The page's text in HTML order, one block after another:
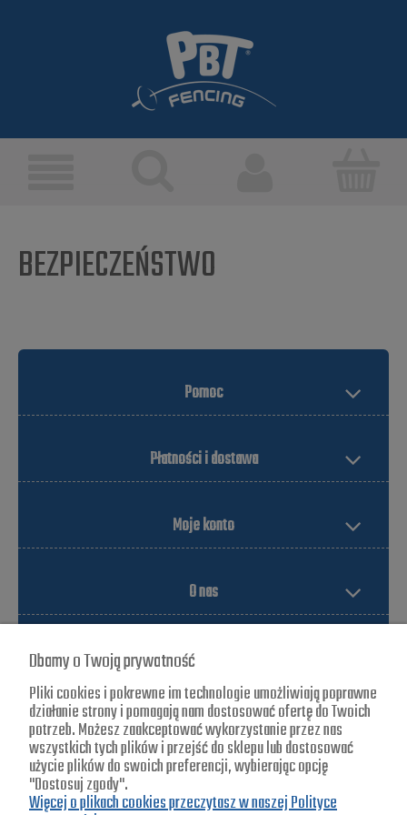
BEZPIECZEŃSTWO
Pomoc
Płatności i dostawa
Moje konto
O nas
Blade-zone
ul. Jagiellońska 25
Dbamy o Twoją prywatność
Pliki cookies i pokrewne im technologie umożliwiają poprawne
działanie strony i pomagają nam dostosować ofertę do Twoich
potrzeb. Możesz zaakceptować wykorzystanie przez nas
wszystkich tych plików i przejść do sklepu lub dostosować
użycie plików do swoich preferencji, wybierając opcję
"Dostosuj zgody".
Więcej o plikach cookies przeczytasz w naszej Polityce